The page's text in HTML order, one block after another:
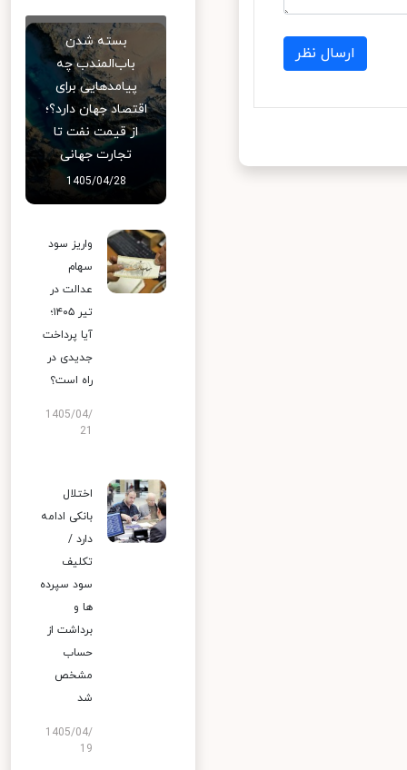
ارسال نظر
بسته شدن
باب‌المندب چه
پیامدهایی برای
اقتصاد جهان دارد؟؛
از قیمت نفت تا
تجارت جهانی
1405/04/28
واریز سود
سهام
عدالت در
تیر ۱۴۰۵؛
آیا پرداخت
جدیدی در
راه است؟
1405/04/
اختلال
بانکی ادامه
دارد /
تکلیف
سود سپرده
ها و
برداشت از
حساب
مشخص
شد
1405/04/
19